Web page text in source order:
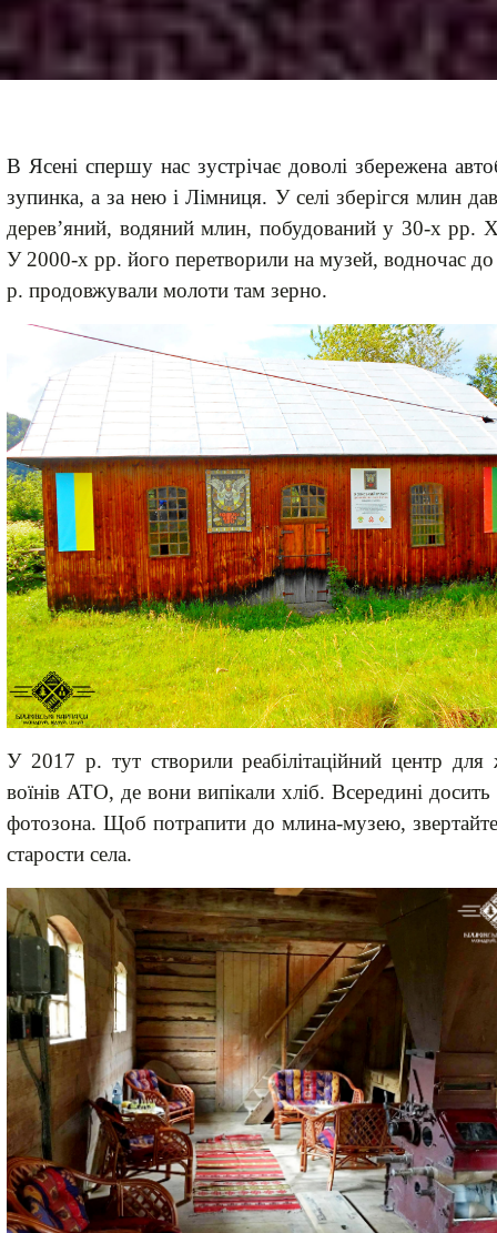
В Ясені спершу нас зустрічає доволі збережена
зупинка, а за нею і Лімниця. У селі зберігся млин
дерев’яний, водяний млин, побудованийу 30-х рр.
У 2000-х рр. його перетворили на музей, водночас
р. продовжували молоти там зерно.
У 2017 р. тутстворили реабілітаційний центр для
воїнів АТО, де вони випікали хліб. Всередині досить
фотозона. Щоб потрапити до млина-музею,
старости села.